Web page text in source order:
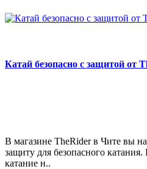
Катай безопасно с защитой от
В магазине TheRider в Чите вы
защиту для безопасного
катание н..